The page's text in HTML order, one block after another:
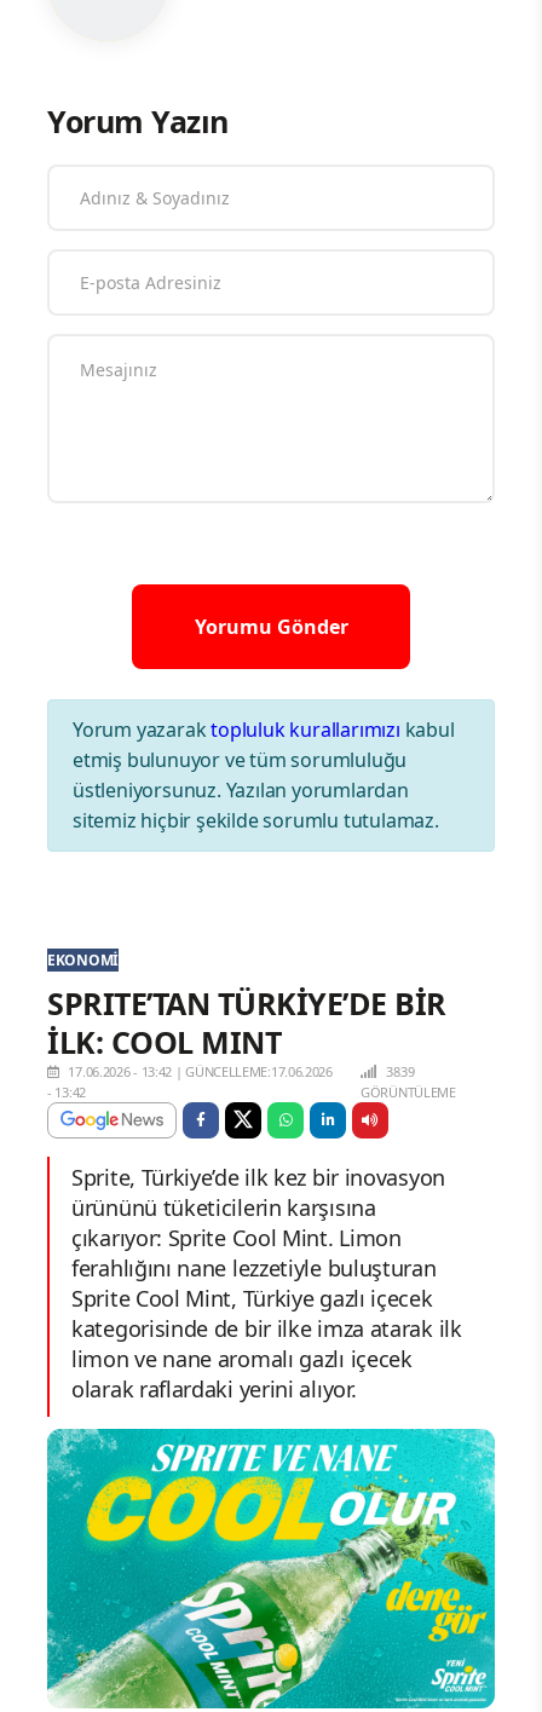
Yorum Yazın
Yorum yazaraktopluluk kurallarımızı kabul
etmiş bulunuyor ve tüm sorumluluğu
üstleniyorsunuz. Yazılan yorumlardan
sitemiz hiçbir şekilde sorumlu tutulamaz.
EKONOMI
SPRITE’TAN TÜRKİYE’DE BİR
İLK: COOL MINT
17.06.2026 - 13:42 |GÜNCELLEME:17.06.2026
- 13:42
3839
GÖRÜNTÜLEME
Sprite, Türkiye’de ilk kez bir inovasyon
ürününü tüketicilerin karşısına
çıkarıyor: Sprite Cool Mint. Limon
ferahlığını nane lezzetiyle buluşturan
Sprite Cool Mint, Türkiye gazlı içecek
kategorisinde de bir ilke imza atarak ilk
limon ve nane aromalı gazlı içecek
olarak raflardaki yerini alıyor.